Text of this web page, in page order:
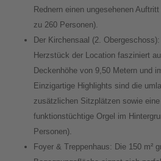
Rednern einen ungesehenen
zu 260 Personen).
Der Kirchensaal (2.
Herzstück der Location fasziniert
Deckenhöhe von 9,50 Metern und
Einzigartige Highlights sind die
zusätzlichen Sitzplätzen sowie eine
funktionstüchtige Orgel im
Personen).
Foyer & Treppenhaus: Die 150 m²